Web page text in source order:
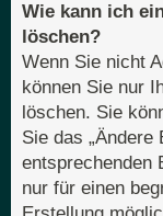
Wie kann ich
löschen?
Wenn Sie nicht
können Sie nur
löschen. Sie
Sie das „Ändere
entsprechenden
nur für einen